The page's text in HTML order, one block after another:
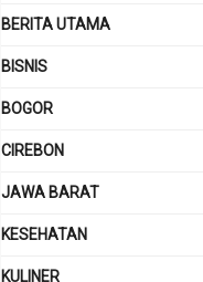
BERITA UTAMA
BISNIS
BOGOR
CIREBON
JAWA BARAT
KESEHATAN
KULINER